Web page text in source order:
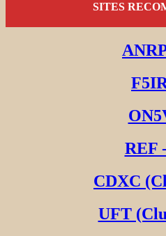
SITES
REF
CDXC
UFT